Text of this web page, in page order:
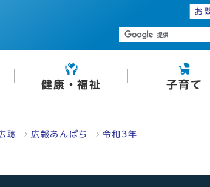
お
健康・福祉 子育て
聴 広報あんぱち 令和3年